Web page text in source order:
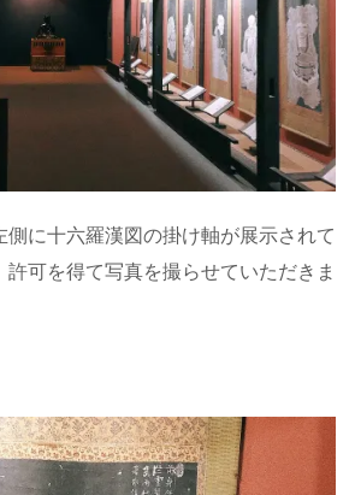
に十六羅漢図の掛け軸が展示されて
可を得て写真を撮らせていただきま